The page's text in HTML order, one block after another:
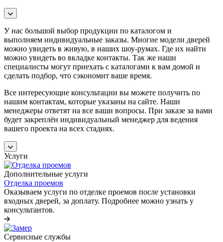
У нас большой выбор продукции по каталогом и
выполняем индивидуальные заказы. Многие модели дверей
можно увидеть в живую, в наших шоу-румах. Где их найти
можно увидеть во вкладке контакты. Так же наши
специалисты могут приехать с каталогами к вам домой и
сделать подбор, что сэкономит ваше время.
Все интересующие консультации вы можете получить по
нашим контактам, которые указаны на сайте. Наши
менеджеры ответят на все ваши вопросы. При заказе за вами
будет закреплён индивидуальный менеджер для ведения
вашего проекта на всех стадиях.
Услуги
Дополнительные услуги
Отделка проемов
Оказываем услуги по отделке проемов после установки
входных дверей, за доплату. Подробнее можно узнать у
консультантов.
Сервисные службы